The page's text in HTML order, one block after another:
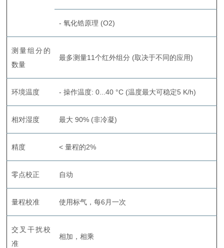
- 氧化锆原理 (O2)
测量组分的
数量
最多测量11个红外组分 (取决于不同的应用)
环境温度 - 操作温度: 0...40 °C (温度最大可稳定5 K/h)
相对湿度 最大 90% (非冷凝)
精度 < 量程的2%
零点校正 自动
量程校准 使用标气，每6月一次
交叉干扰校
准
相加，相乘